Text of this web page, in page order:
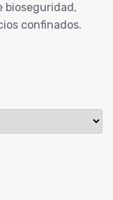
bioseguridad,
confinados.